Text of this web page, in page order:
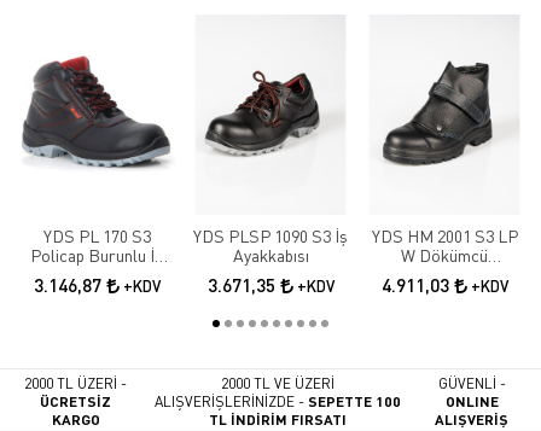
YDS PL 170 S3
Policap Burunlu İş
Botu
3.146,87 +KDV
YDS PLSP 1090 S3 İş
Ayakkabısı
3.671,35 +KDV
YDS HM 2001 S3 LP
W Dökümcü
Ayakkabısı
4.911,03 +KDV
2000 TL ÜZERİ -
ÜCRETSİZ
KARGO
2000 TL VE ÜZERİ
ALIŞVERİŞLERİNİZDE -SEPETTE 100
TL İNDİRİM FIRSATI
GÜVENLİ -
ONLINE
ALIŞVERİŞ